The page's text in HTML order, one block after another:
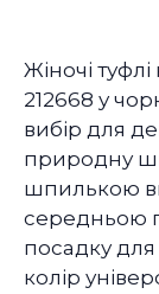
Жіночі
212668 у
вибір для
природну
шпилькою
середньою
посадку
колір